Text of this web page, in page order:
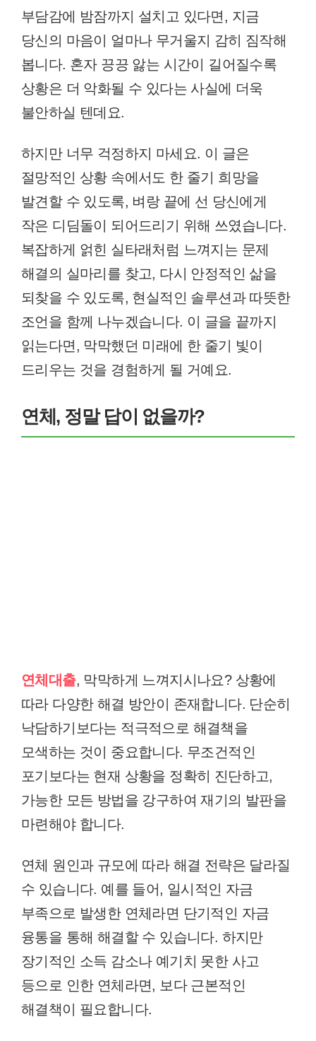
부담감에 밤잠까지 설치고 있다면, 지금
당신의 마음이 얼마나 무거울지 감히 짐작해
봅니다. 혼자 끙끙 앓는 시간이 길어질수록
상황은 더 악화될 수 있다는 사실에 더욱
불안하실 텐데요.
하지만 너무 걱정하지 마세요. 이 글은
절망적인 상황 속에서도 한 줄기 희망을
발견할 수 있도록, 벼랑 끝에 선 당신에게
작은 디딤돌이 되어드리기 위해 쓰였습니다.
복잡하게 얽힌 실타래처럼 느껴지는 문제
해결의 실마리를 찾고, 다시 안정적인 삶을
되찾을 수 있도록, 현실적인 솔루션과 따뜻한
조언을 함께 나누겠습니다. 이 글을 끝까지
읽는다면, 막막했던 미래에 한 줄기 빛이
드리우는 것을 경험하게 될 거예요.
연체, 정말 답이 없을까?
연체대출, 막막하게 느껴지시나요? 상황에
따라 다양한 해결 방안이 존재합니다. 단순히
낙담하기보다는 적극적으로 해결책을
모색하는 것이 중요합니다. 무조건적인
포기보다는 현재 상황을 정확히 진단하고,
가능한 모든 방법을 강구하여 재기의 발판을
마련해야 합니다.
연체 원인과 규모에 따라 해결 전략은 달라질
수 있습니다. 예를 들어, 일시적인 자금
부족으로 발생한 연체라면 단기적인 자금
융통을 통해 해결할 수 있습니다. 하지만
장기적인 소득 감소나 예기치 못한 사고
등으로 인한 연체라면, 보다 근본적인
해결책이 필요합니다.